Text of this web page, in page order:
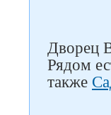
Дворец
Рядом
также